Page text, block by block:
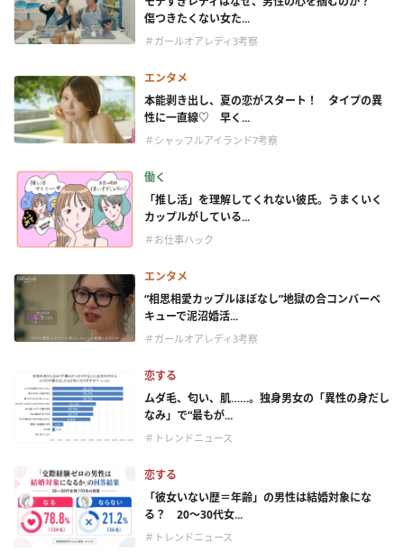
傷つきたくない女た...
＃ガールオアレディ3考察
エンタメ
本能剥き出し、夏の恋がスタート！ タイプの異
性に一直線♡ 早く...
＃シャッフルアイランド7考察
働く
「推し活」を理解してくれない彼氏。うまくいく
カップルがしている...
＃お仕事ハック
エンタメ
“相思相愛カップルほぼなし”地獄の合コンバーベ
キューで泥沼婚活...
＃ガールオアレディ3考察
恋する
ムダ毛、匂い、肌……。独身男女の「異性の身だし
なみ」で“最もが...
＃トレンドニュース
恋する
「彼女いない歴＝年齢」の男性は結婚対象にな
る？ 20〜30代女...
＃トレンドニュース